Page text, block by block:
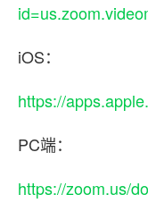
iOS：
https://
PC端：
https://zoom.us/